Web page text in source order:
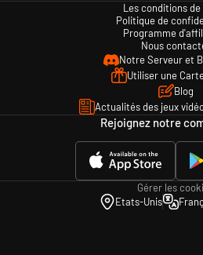
Les conditions
Politique de
Programme
Nous
Notre Serveur et
Utiliser une
Blog
Actualités des jeux
Rejoignez notre
Gérer les
Etats-Unis